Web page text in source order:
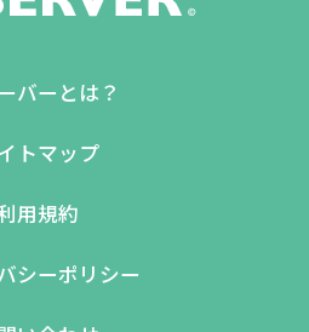
バーとは？
トマップ
用規約
シーポリシー